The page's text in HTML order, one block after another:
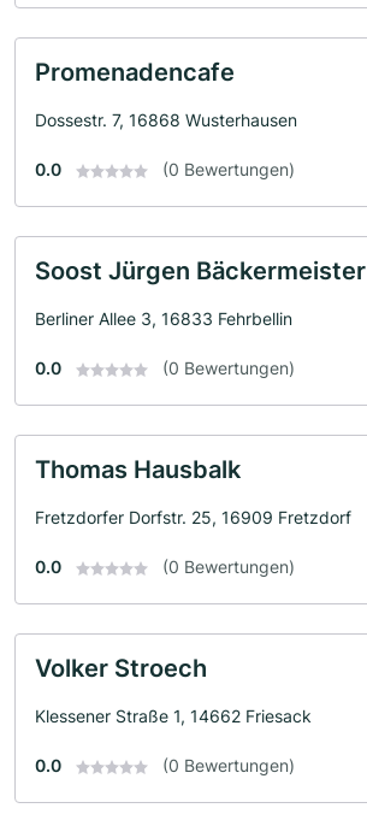
Promenadencafe
Dossestr. 7, 16868 Wusterhausen
0.0 (0 Bewertungen)
Soost Jürgen Bäckermeister
Berliner Allee 3, 16833 Fehrbellin
0.0 (0 Bewertungen)
Thomas Hausbalk
Fretzdorfer Dorfstr. 25, 16909 Fretzdorf
0.0 (0 Bewertungen)
Volker Stroech
Klessener Straße 1, 14662 Friesack
0.0 (0 Bewertungen)